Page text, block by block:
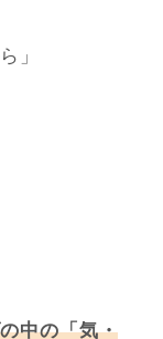
」
中の「気・